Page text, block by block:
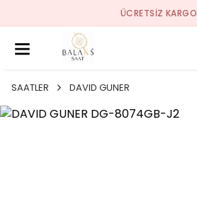
ÜCRETSIZ KARGO
SAATLER DAVID GUNER